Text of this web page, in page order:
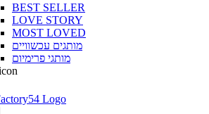
BEST SELLER
LOVE STORY
MOST LOVED
מותגים עכשוויים
מותגי פרימיום